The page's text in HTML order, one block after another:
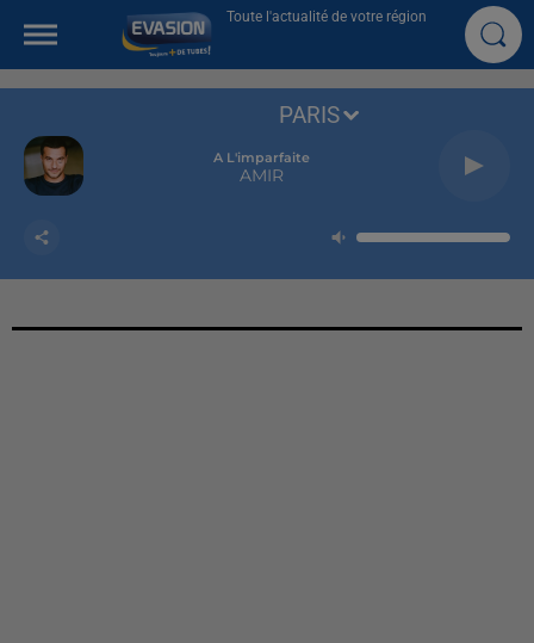
Toute l'actualité de votre région
A L'imparfaite
AMIR
PARIS